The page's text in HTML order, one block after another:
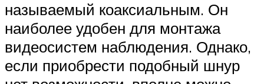
называемый коаксиальным. Он
наиболее удобен для монтажа
видеосистем наблюдения. Однако,
если приобрести подобный шнур